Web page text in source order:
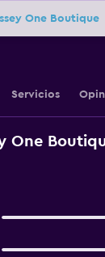
One Boutique
Servicios
One